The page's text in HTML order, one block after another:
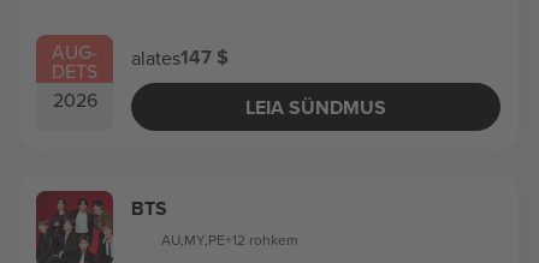
AUG-
DETS
2026
alates147 $
LEIA SÜNDMUS
BTS
AU,MY,PE+12 rohkem